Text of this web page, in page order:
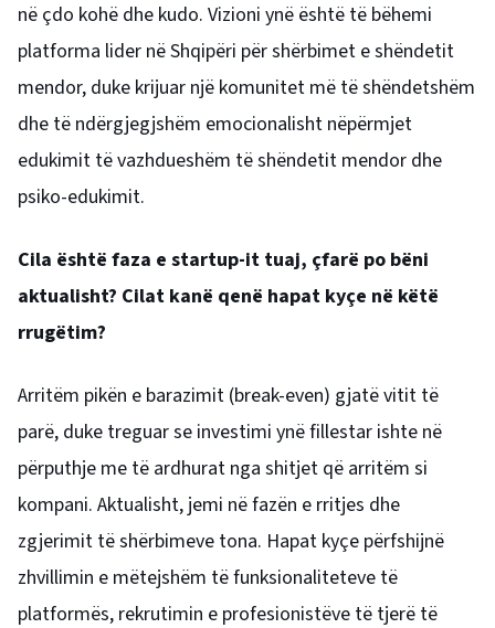
në çdo kohë dhe kudo. Vizioni ynë është të bëhemi
platforma lider në Shqipëri për shërbimet e shëndetit
mendor, duke krijuar një komunitet më të shëndetshëm
dhe të ndërgjegjshëm emocionalisht nëpërmjet
edukimit të vazhdueshëm të shëndetit mendor dhe
psiko-edukimit.
Cila është faza e startup-it tuaj, çfarë po bëni
aktualisht? Cilat kanë qenë hapat kyçe në këtë
rrugëtim?
Arritëm pikën e barazimit (break-even) gjatë vitit të
parë, duke treguar se investimi ynë fillestar ishte në
përputhje me të ardhurat nga shitjet që arritëm si
kompani. Aktualisht, jemi në fazën e rritjes dhe
zgjerimit të shërbimeve tona. Hapat kyçe përfshijnë
zhvillimin e mëtejshëm të funksionaliteteve të
platformës, rekrutimin e profesionistëve të tjerë të